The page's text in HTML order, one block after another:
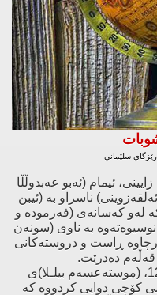
20ی شوباتی ساڵی 886ی زایینی، ئیمام (ئەبو عەبدوڵڵا
ناسراو بە (ئیبن
لەو كەسانەی (فەرمودە ‌و
بە ناوی (سونەن
ڕاست ‌و دروستەكانی
دەدرێت.
- ڕۆژی 20ی شوباتی ساڵی 1258، (موستەعسەم بیلـلا)ی
كۆچی دوایی كردووە كە